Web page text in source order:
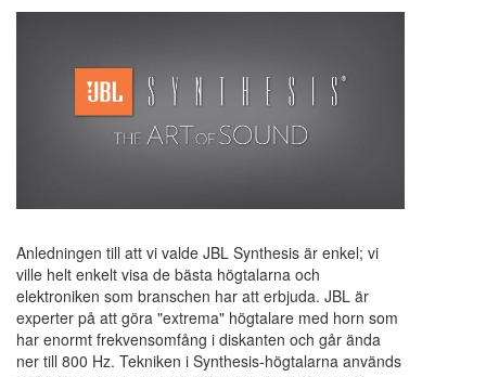
Anledningen till att vi valde JBL Synthesis är enkel; vi
ville helt enkelt visa de bästa högtalarna och
elektroniken som branschen har att erbjuda. JBL är
experter på att göra "extrema" högtalare med horn som
har enormt frekvensomfång i diskanten och går ända
ner till 800 Hz. Tekniken i Synthesis-högtalarna används